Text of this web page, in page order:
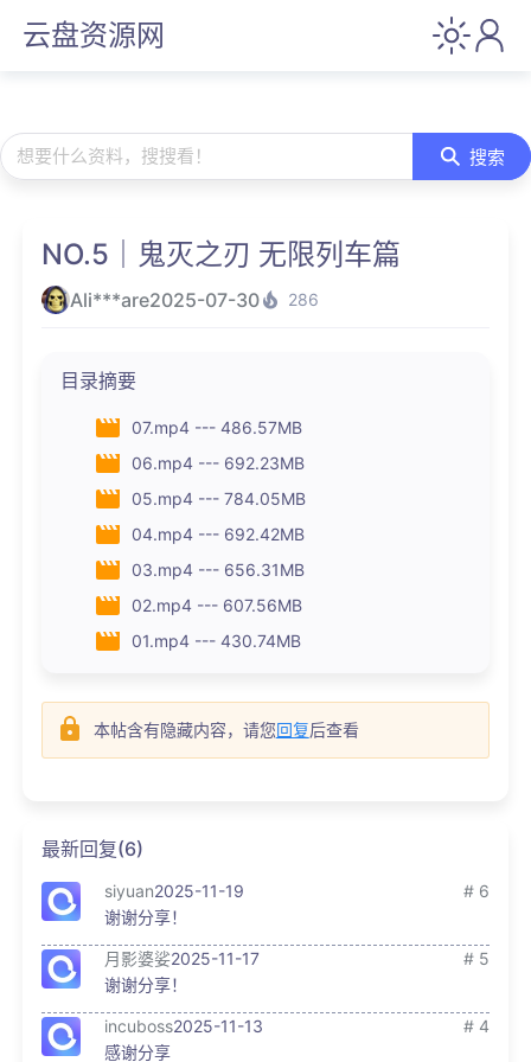
云盘资源网
想要什么资料，搜搜看！ 搜索
NO.5｜鬼灭之刃 无限列车篇
Ali***are2025-07-30 286
目录摘要
07.mp4 --- 486.57MB
06.mp4 --- 692.23MB
05.mp4 --- 784.05MB
04.mp4 --- 692.42MB
03.mp4 --- 656.31MB
02.mp4 --- 607.56MB
01.mp4 --- 430.74MB
本帖含有隐藏内容，请您回复后查看
最新回复(6)
siyuan2025-11-19
# 6
谢谢分享！
月影婆娑2025-11-17
# 5
谢谢分享！
incuboss2025-11-13
# 4
感谢分享